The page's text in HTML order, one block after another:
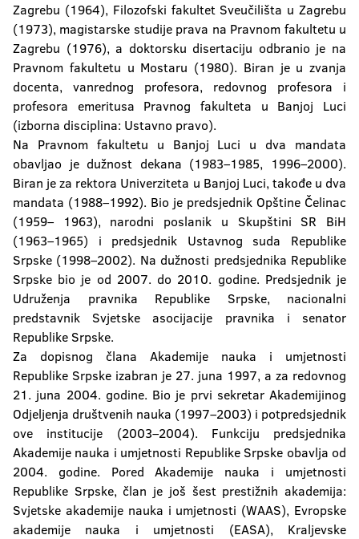
Zagrebu (1964), Filozofski fakultet Sveučilišta u Zagrebu
(1973), magistarske studije prava na Pravnom fakultetu u
Zagrebu (1976), a doktorsku disertaciju odbranio je na
Pravnom fakultetu u Mostaru (1980). Biran je u zvanja
docenta, vanrednog profesora, redovnog profesora i
profesora emeritusa Pravnog fakulteta u Banjoj Luci
(izborna disciplina: Ustavno pravo).
Na Pravnom fakultetu u Banjoj Luci u dva mandata
obavljao je dužnost dekana (1983–1985, 1996–2000).
Biran je za rektora Univerziteta u Banjoj Luci, takođe u dva
mandata (1988–1992). Bio je predsjednik Opštine Čelinac
(1959– 1963), narodni poslanik u Skupštini SR BiH
(1963–1965) i predsjednik Ustavnog suda Republike
Srpske (1998–2002). Na dužnosti predsjednika Republike
Srpske bio je od 2007. do 2010. godine. Predsjednik je
Udruženja pravnika Republike Srpske, nacionalni
predstavnik Svjetske asocijacije pravnika i senator
Republike Srpske.
Za dopisnog člana Akademije nauka i umjetnosti
Republike Srpske izabran je 27. juna 1997, a za redovnog
21. juna 2004. godine. Bio je prvi sekretar Akademijinog
Odjeljenja društvenih nauka (1997–2003) i potpredsjednik
ove institucije (2003–2004). Funkciju predsjednika
Akademije nauka i umjetnosti Republike Srpske obavlja od
2004. godine. Pored Akademije nauka i umjetnosti
Republike Srpske, član je još šest prestižnih akademija:
Svjetske akademije nauka i umjetnosti (WAAS), Evropske
akademije nauka i umjetnosti (EASA), Kraljevske